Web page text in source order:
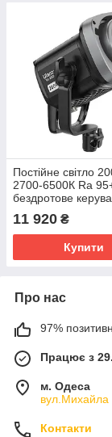
Постійне світло
2700-6500К Ra
бездротове
11 920 ₴
Купити
Про нас
97%
Працює з
м. Одеса
вул.Михайла
Контакти